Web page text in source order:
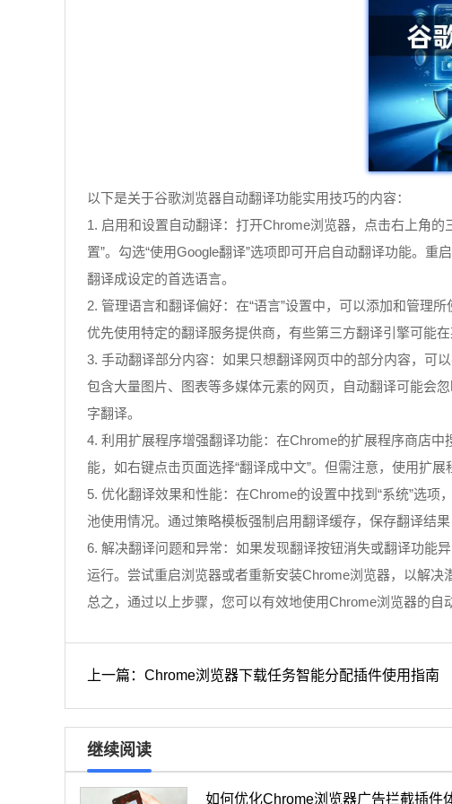
以下是关于谷歌浏览器自动翻译功能实用技巧的内容：
1. 启用和设置自动翻译：打开Chrome浏览器，点击右上角的
置”。勾选“使用Google翻译”选项即可开启自动翻译功能。
翻译成设定的首选语言。
2. 管理语言和翻译偏好：在“语言”设置中，可以添加和管理
优先使用特定的翻译服务提供商，有些第三方翻译引擎可能
3. 手动翻译部分内容：如果只想翻译网页中的部分内容，可
包含大量图片、图表等多媒体元素的网页，自动翻译可能会
字翻译。
4. 利用扩展程序增强翻译功能：在Chrome的扩展程序商店
能，如右键点击页面选择“翻译成中文”。但需注意，使用扩
5. 优化翻译效果和性能：在Chrome的设置中找到“系统”选
池使用情况。通过策略模板强制启用翻译缓存，保存翻译结
6. 解决翻译问题和异常：如果发现翻译按钮消失或翻译功能
运行。尝试重启浏览器或者重新安装Chrome浏览器，以解决
总之，通过以上步骤，您可以有效地使用Chrome浏览器的自
上一篇：Chrome浏览器下载任务智能分配插件使用指南
继续阅读
如何优化Chrome浏览器广告拦截插件